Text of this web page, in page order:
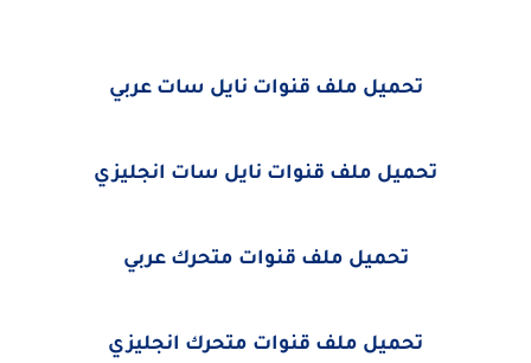
تحميل ملف قنوات نايل سات عربي
تحميل ملف قنوات نايل سات انجليزي
تحميل ملف قنوات متحرك عربي
تحميل ملف قنوات متحرك انجليزي